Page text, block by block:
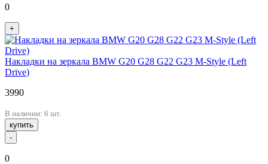
0
+
Накладки на зеркала BMW G20 G28 G22 G23 M-Style (Left
Drive)
3990
В наличии: 6 шт.
купить
-
0